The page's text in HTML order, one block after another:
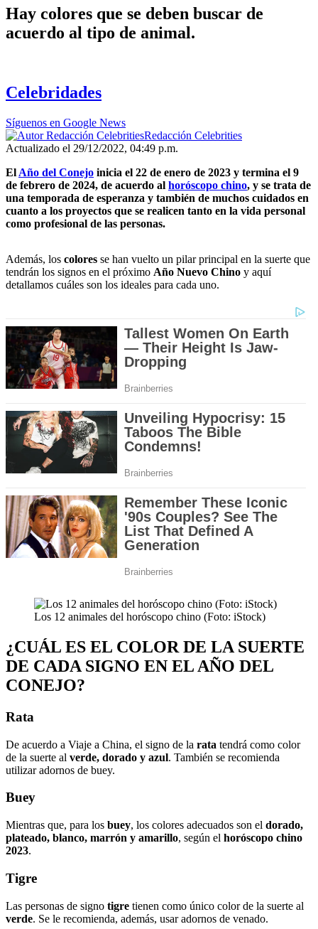
Hay colores que se deben buscar de
acuerdo al tipo de animal.
Celebridades
Síguenos en Google News
Redacción Celebrities
Actualizado el 29/12/2022, 04:49 p.m.
El Año del Conejo inicia el 22 de enero de 2023 y termina el 9
de febrero de 2024, de acuerdo al horóscopo chino, y se trata de
una temporada de esperanza y también de muchos cuidados en
cuanto a los proyectos que se realicen tanto en la vida personal
como profesional de las personas.
Además, los colores se han vuelto un pilar principal en la suerte que
tendrán los signos en el próximo Año Nuevo Chino y aquí
detallamos cuáles son los ideales para cada uno.
Los 12 animales del horóscopo chino (Foto: iStock)
¿CUÁL ES EL COLOR DE LA SUERTE
DE CADA SIGNO EN EL AÑO DEL
CONEJO?
Rata
De acuerdo a Viaje a China, el signo de la rata tendrá como color
de la suerte al verde, dorado y azul. También se recomienda
utilizar adornos de buey.
Buey
Mientras que, para los buey, los colores adecuados son el dorado,
plateado, blanco, marrón y amarillo, según el horóscopo chino
2023.
Tigre
Las personas de signo tigre tienen como único color de la suerte al
verde. Se le recomienda, además, usar adornos de venado.